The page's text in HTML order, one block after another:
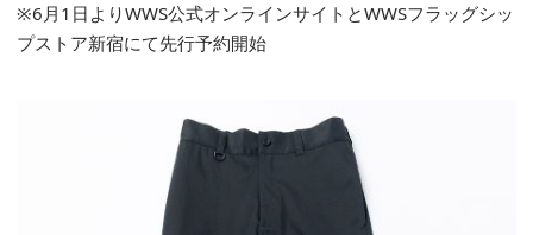
※6月1日よりWWS公式オンラインサイトとWWSフラッグシッ
プストア新宿にて先行予約開始